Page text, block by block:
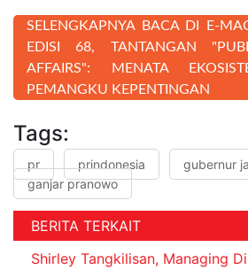
SELENGKAPNYA BACA DI E-
EDISI 68, TANTANGAN
AFFAIRS": MENATA
PEMANGKU KEPENTINGAN
Tags:
pr prindonesia gubernur
ganjar pranowo
BERITA TERKAIT
Shirley Tangkilisan, Managing